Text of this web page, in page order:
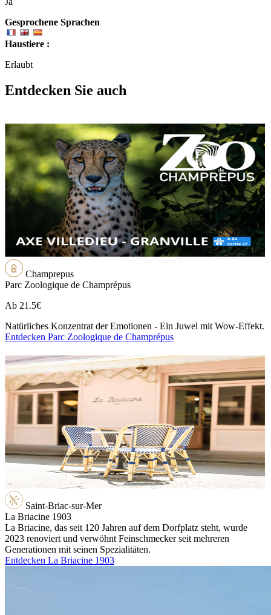
Gesprochene Sprachen
Haustiere :
Erlaubt
Entdecken Sie auch
Champrepus
Parc Zoologique de Champrépus
Ab 21.5€
Natürliches Konzentrat der Emotionen - Ein Juwel mit Wow-Effekt.
Entdecken Parc Zoologique de Champrépus
Saint-Briac-sur-Mer
La Briacine 1903
La Briacine, das seit 120 Jahren auf dem Dorfplatz steht, wurde
2023 renoviert und verwöhnt Feinschmecker seit mehreren
Generationen mit seinen Spezialitäten.
Entdecken La Briacine 1903